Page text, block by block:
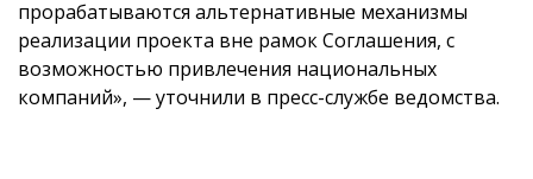
прорабатываются альтернативные механизмы
реализации проекта вне рамок Соглашения, с
возможностью привлечения национальных
компаний», — уточнили в пресс-службе ведомства.